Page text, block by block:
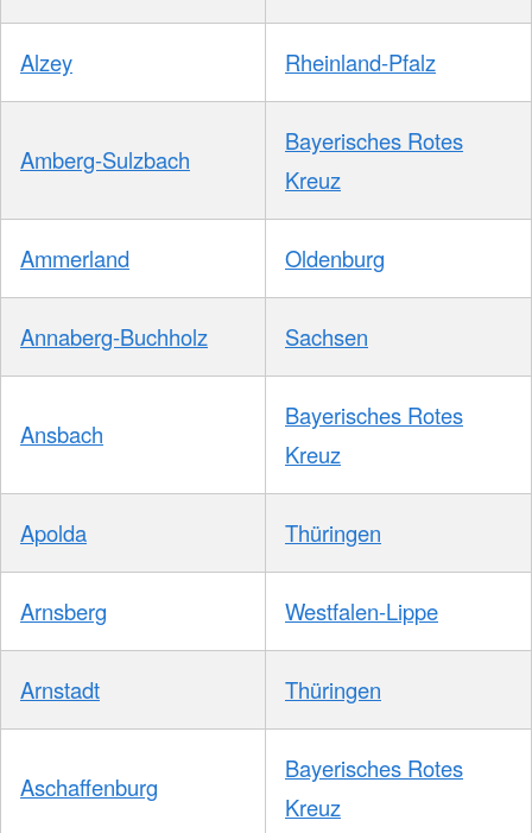
Alzey Rheinland-Pfalz
Amberg-Sulzbach
Bayerisches Rotes
Kreuz
Ammerland Oldenburg
Annaberg-Buchholz Sachsen
Ansbach
Bayerisches Rotes
Kreuz
Apolda Thüringen
Arnsberg Westfalen-Lippe
Arnstadt Thüringen
Aschaffenburg
Bayerisches Rotes
Kreuz